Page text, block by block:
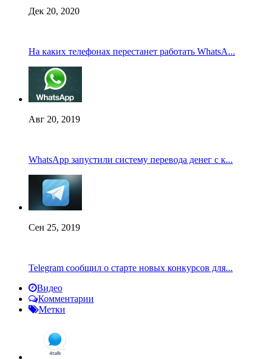
Дек 20, 2020
На каких телефонах перестанет работать WhatsA...
Авг 20, 2019
WhatsApp запустили систему перевода денег с к...
Сен 25, 2019
Telegram сообщил о старте новых конкурсов для...
Видео
Комментарии
Метки